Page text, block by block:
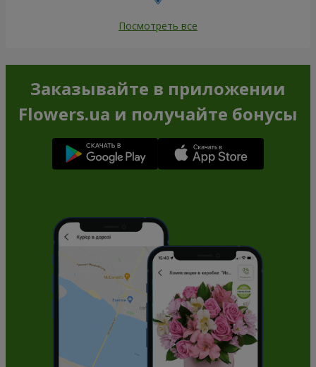
Посмотреть все
Заказывайте в приложении
Flowers.ua и получайте бонусы